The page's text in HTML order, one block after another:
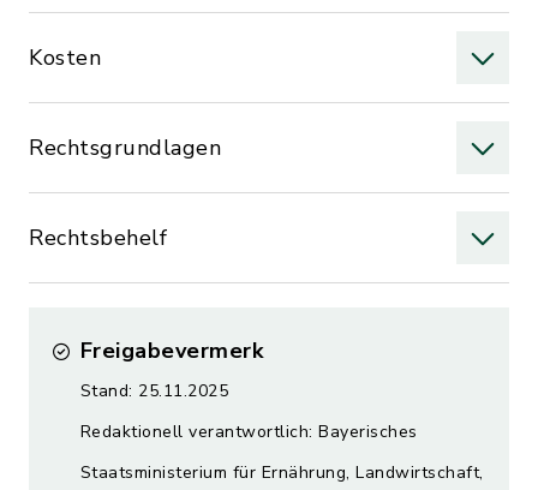
Kosten
Rechtsgrundlagen
Rechtsbehelf
Freigabevermerk
Stand: 25.11.2025
Redaktionell verantwortlich: Bayerisches
Staatsministerium für Ernährung, Landwirtschaft,